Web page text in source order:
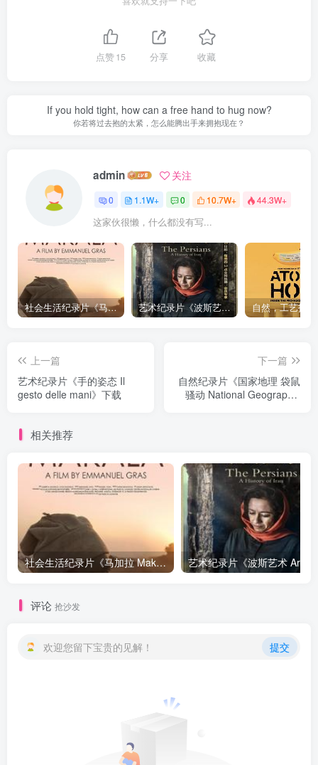
点赞15 分享 收藏
If you hold tight, how can a free hand to hug now?
你若将过去抱的太紧，怎么能腾出手来拥抱现在？
admin 关注
0 1.1W+ 0 10.7W+ 44.3W+
这家伙很懒，什么都没有写...
社会生活纪录片《马加拉 Makala》下载 艺术纪录片《波斯艺术 Art of Persia》下载
上一篇
艺术纪录片《手的姿态 Il
gesto delle mani》下载
下一篇
自然纪录片《国家地理 袋鼠
骚动 National Geographic
相关推荐
社会生活纪录片《马加拉 Makala》下载
评论 抢沙发
欢迎您留下宝贵的见解！ 提交